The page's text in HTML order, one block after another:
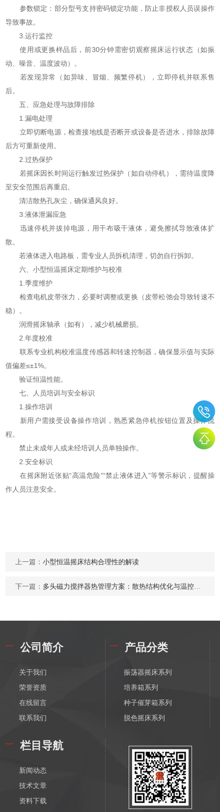
参数锁定：部分型号支持密码锁定功能，防止非授权人员误操作
导致事故。
3.运行监控
使用或更换样品后，前30分钟需密切观察摇床运行状态（如振
动、噪音、温度波动）。
若发现异常（如异味、冒烟、频繁停机），立即停机并联系售
后。
五、应急处理与故障排除
1.漏电处理
立即切断电源，检查接地线是否断开或设备是否进水，排除故障
后方可重新使用。
2.过热保护
若摇床因长时间运行触发过热保护（如自动停机），需待温度降
至安全范围后再重启。
清洁散热孔灰尘，确保通风良好。
3.液体泄漏应急
迅速停机并拔掉电源，用干布吸干液体，避免擦拭导致液体扩
散。
若液体进入电路板，需专业人员拆机清理，切勿自行拆卸。
六、小型恒温摇床定期维护与校准
1.季度维护
检查电机皮带张力，必要时调整或更换（皮带松弛会导致转速不
稳）。
润滑摇床轴承（如有），减少机械磨损。
2.年度校准
联系专业机构校准温度传感器和转速控制器，确保显示值与实际
值偏差≤±1%。
验证恒温性能。
七、人员培训与安全标识
1.操作培训
新用户需接受设备操作培训，熟悉紧急停机按钮位置及操作流
程。
禁止未成年人或未经培训人员单独操作。
2.安全标识
在摇床附近张贴“高温危险”“禁止液体进入”等警示标识，提醒操
作人员注意安全。
上一篇：小型恒温摇床结构合理性的解读
下一篇： 多头磁力搅拌器热管理方案：散热结构优化与温控精度提升策略
公司简介
关于我们
荣誉资质
在线留言
联系我们
产品分类
振荡器摇床系列
培养箱系列
种子催芽箱系列
脱色摇床系列
恒温磁力搅拌器系列
电动搅拌器系列
离心机系列
水浴锅系列
油浴锅系列
栏目导航
新闻动态
技术文章
资料下载